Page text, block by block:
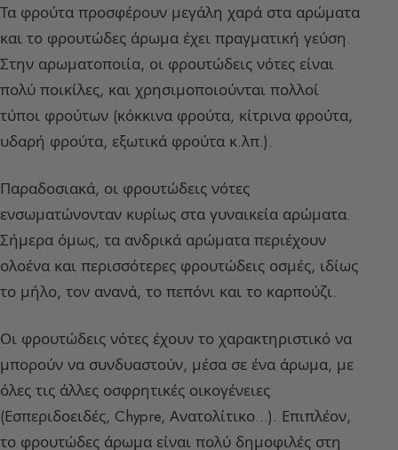
Τα φρούτα προσφέρουν μεγάλη χαρά στα αρώματα
και το φρουτώδες άρωμα έχει πραγματική γεύση.
Στην αρωματοποιία, οι φρουτώδεις νότες είναι
πολύ ποικίλες, και χρησιμοποιούνται πολλοί
τύποι φρούτων (κόκκινα φρούτα, κίτρινα φρούτα,
υδαρή φρούτα, εξωτικά φρούτα κ.λπ.).
Παραδοσιακά, οι φρουτώδεις νότες
ενσωματώνονταν κυρίως στα γυναικεία αρώματα.
Σήμερα όμως, τα ανδρικά αρώματα περιέχουν
ολοένα και περισσότερες φρουτώδεις οσμές, ιδίως
το μήλο, τον ανανά, το πεπόνι και το καρπούζι.
Οι φρουτώδεις νότες έχουν το χαρακτηριστικό να
μπορούν να συνδυαστούν, μέσα σε ένα άρωμα, με
όλες τις άλλες οσφρητικές οικογένειες
(Εσπεριδοειδές, Chypre, Ανατολίτικο…). Επιπλέον,
το φρουτώδες άρωμα είναι πολύ δημοφιλές στη